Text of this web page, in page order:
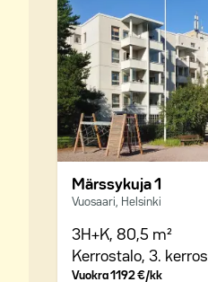
Märssykuja 1
Vuosaari, Helsinki
3H+K, 80,5 m²
Kerrostalo, 3. kerros
Vuokra1192 €/kk